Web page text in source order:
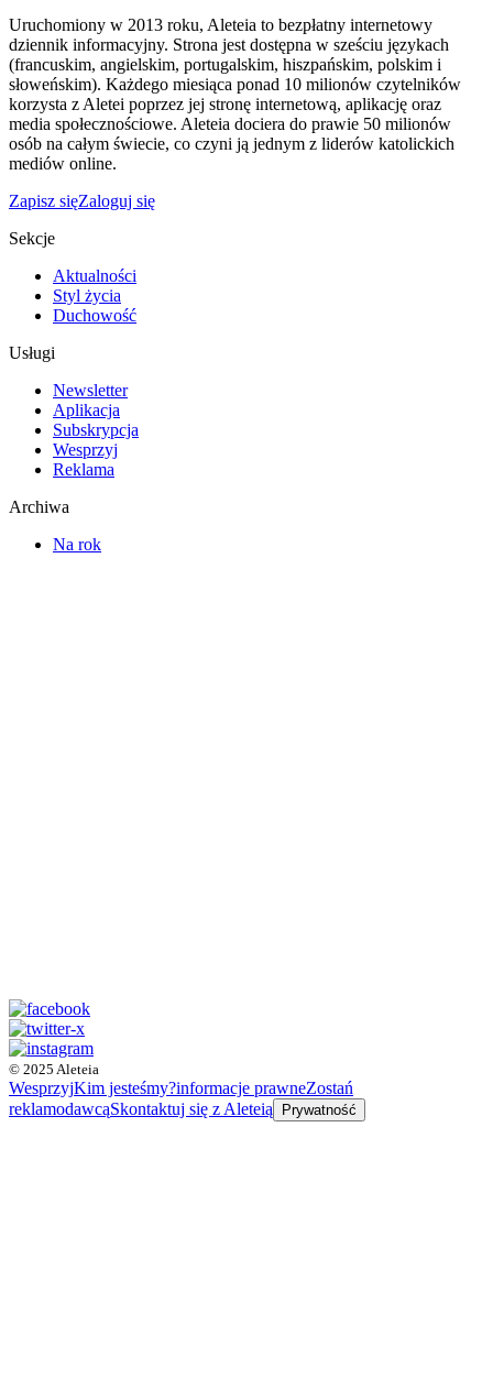
Uruchomiony w 2013 roku, Aleteia to bezpłatny internetowy
dziennik informacyjny. Strona jest dostępna w sześciu językach
(francuskim, angielskim, portugalskim, hiszpańskim, polskim i
słoweńskim). Każdego miesiąca ponad 10 milionów czytelników
korzysta z Aletei poprzez jej stronę internetową, aplikację oraz
media społecznościowe. Aleteia dociera do prawie 50 milionów
osób na całym świecie, co czyni ją jednym z liderów katolickich
mediów online.
Zapisz sięZaloguj się
Sekcje
Aktualności
Styl życia
Duchowość
Usługi
Newsletter
Aplikacja
Subskrypcja
Wesprzyj
Reklama
Archiwa
Na rok
© 2025 Aleteia
WesprzyjKim jesteśmy?informacje prawneZostań
reklamodawcąSkontaktuj się z Aleteią Prywatność